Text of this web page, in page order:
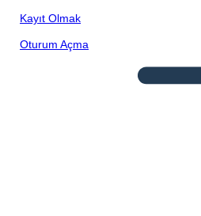
Kayıt Olmak
Oturum Açma